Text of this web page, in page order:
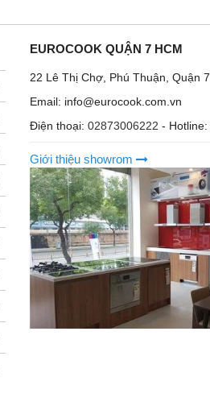
EUROCOOK QUẬN 7 HCM
22 Lê Thị Chợ, Phú Thuận, Quận 7
Email: info@eurocook.com.vn
Điện thoại: 02873006222 - Hotline:
Giới thiệu showrom